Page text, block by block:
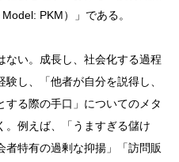
PKM）」である。
ない。成長し、社会化する過程
し、「他者が自分を説得し、
る際の手口」についてのメタ
。例えば、「うますぎる儲け
特有の過剰な抑揚」「訪問販